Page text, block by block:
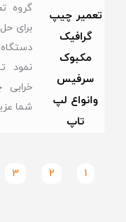
تعمیر چیپ
گرافیک
مکبوک
سرفیس
وانواع لپ
تاپ
گروه
برای
نمود
شما
1
2
3